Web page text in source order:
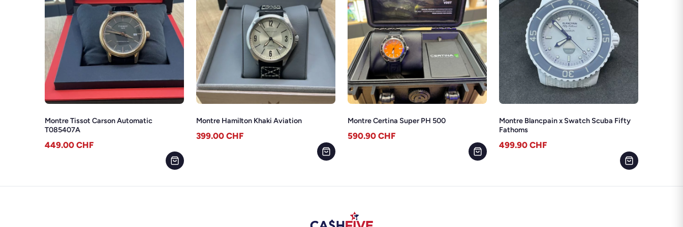
Montre Tissot Carson Automatic
T085407A
449.00 CHF
Montre Hamilton Khaki Aviation
399.00 CHF
Montre Certina Super PH 500
590.90 CHF
Montre Blancpain x Swatch Scuba Fifty
Fathoms
499.90 CHF